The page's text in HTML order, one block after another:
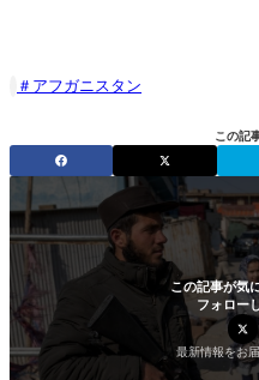
アフガニスタン
この記
この記事が気
フォロー
最新情報をお